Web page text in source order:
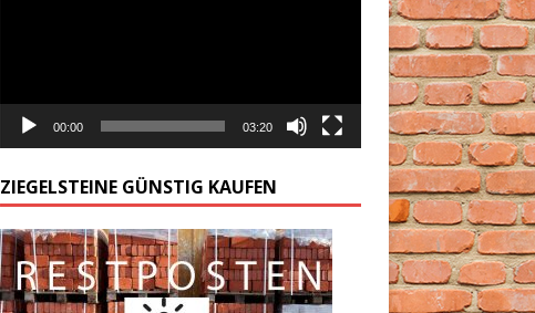
00:00 03:20
ZIEGELSTEINE GÜNSTIG KAUFEN